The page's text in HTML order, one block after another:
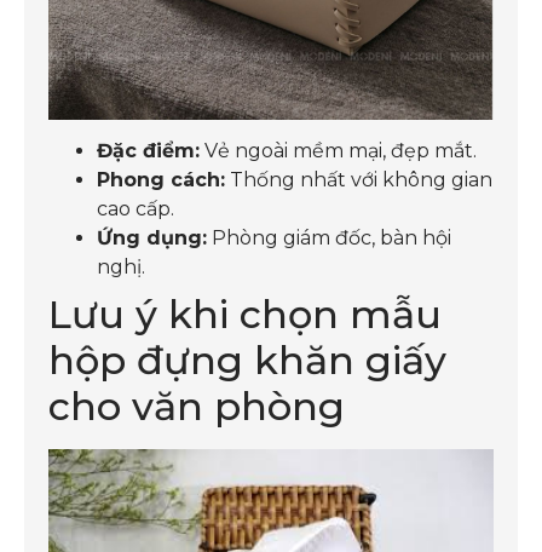
Đặc điểm: Vẻ ngoài mềm mại, đẹp mắt.
Phong cách: Thống nhất với không gian
cao cấp.
Ứng dụng: Phòng giám đốc, bàn hội
nghị.
Lưu ý khi chọn mẫu
hộp đựng khăn giấy
cho văn phòng